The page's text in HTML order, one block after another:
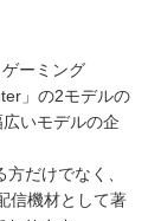
ーミング
」の2モデルの
いモデルの企
だけでなく、
信機材として著